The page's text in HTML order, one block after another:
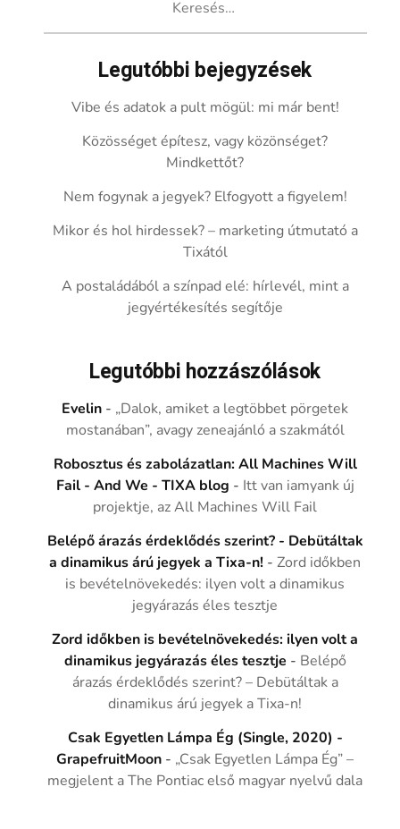
Legutóbbi bejegyzések
Vibe és adatok a pult mögül: mi már bent!
Közösséget építesz, vagy közönséget?
Mindkettőt?
Nem fogynak a jegyek? Elfogyott a figyelem!
Mikor és hol hirdessek? – marketing útmutató a
Tixától
A postaládából a színpad elé: hírlevél, mint a
jegyértékesítés segítője
Legutóbbi hozzászólások
Evelin - „Dalok, amiket a legtöbbet pörgetek
mostanában”, avagy zeneajánló a szakmától
Robosztus és zabolázatlan: All Machines Will
Fail - And We - TIXA blog - Itt van iamyank új
projektje, az All Machines Will Fail
Belépő árazás érdeklődés szerint? - Debütáltak
a dinamikus árú jegyek a Tixa-n! -Zord időkben
is bevételnövekedés: ilyen volt a dinamikus
jegyárazás éles tesztje
Zord időkben is bevételnövekedés: ilyen volt a
dinamikus jegyárazás éles tesztje - Belépő
árazás érdeklődés szerint? – Debütáltak a
dinamikus árú jegyek a Tixa-n!
Csak Egyetlen Lámpa Ég (Single, 2020) -
GrapefruitMoon - „Csak Egyetlen Lámpa Ég” –
megjelent a The Pontiac első magyar nyelvű dala